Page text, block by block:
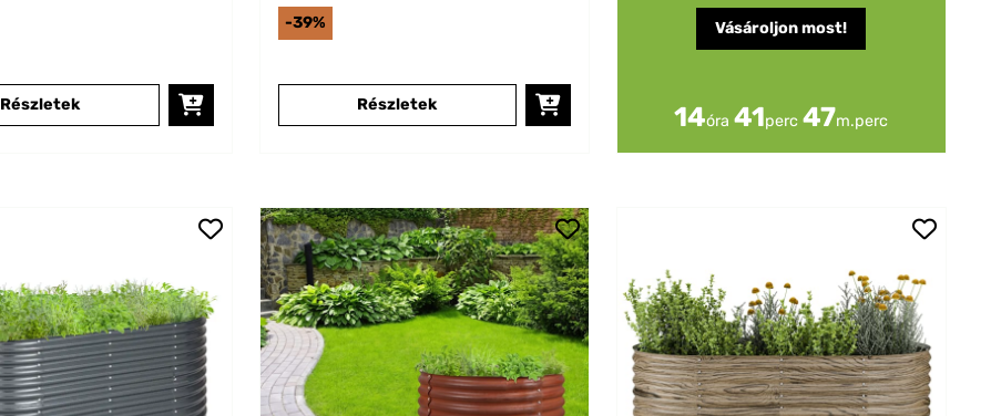
Részletek
-39%
Részletek
Vásároljon most!
14óra 41perc 45m.perc